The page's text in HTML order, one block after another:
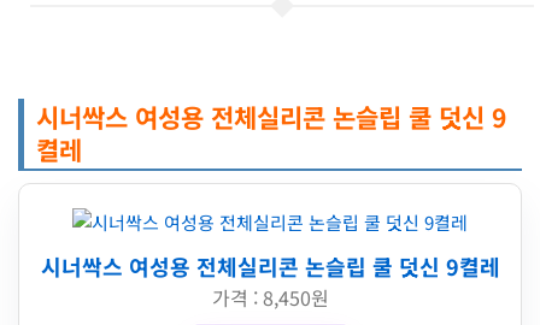
시너싹스 여성용 전체실리콘 논슬립 쿨 덧신 9
켤레
시너싹스 여성용 전체실리콘 논슬립 쿨 덧신 9켤레
가격 : 8,450원